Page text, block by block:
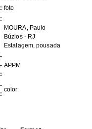
foto
MOURA, Paulo
Búzios - RJ
Estalagem, pousada
APPM
color